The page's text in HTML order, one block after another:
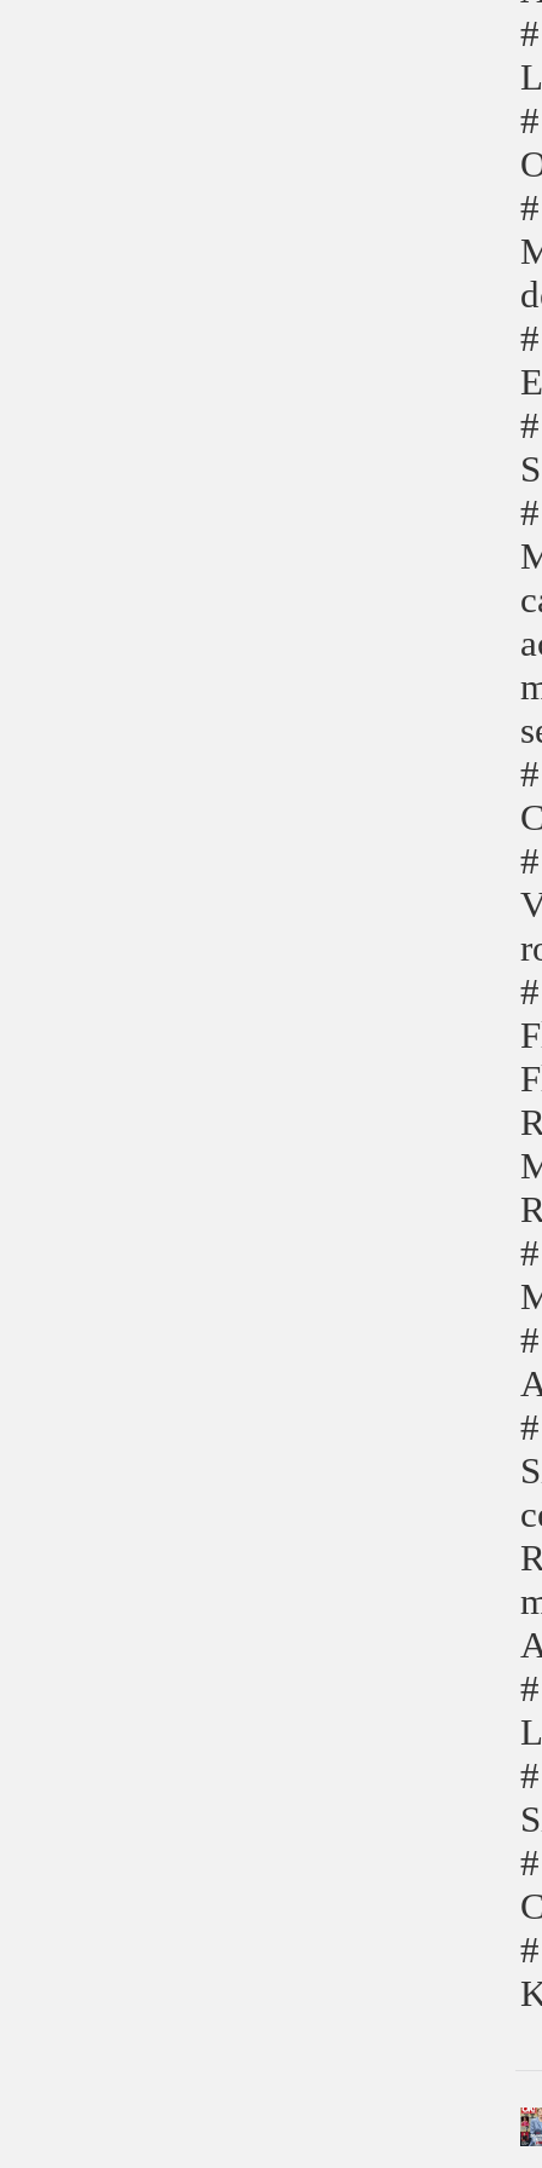
#
#
#
#
#
#
#
#
#
#
#
#
#
#
#
#